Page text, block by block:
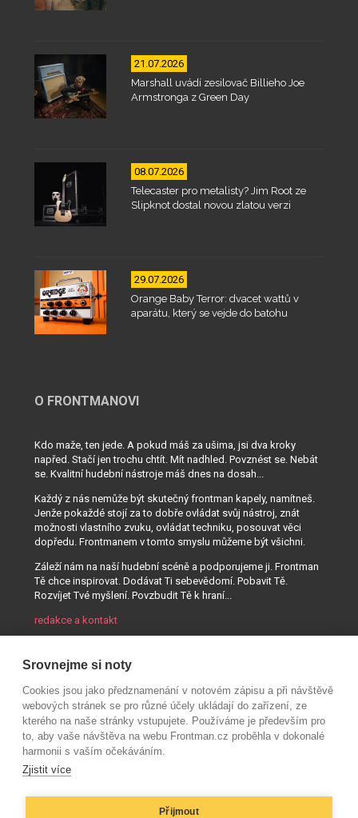
21.07.2026
Marshall uvádí zesilovač Billieho Joe
Armstronga z Green Day
08.07.2026
Telecaster pro metalisty? Jim Root ze
Slipknot dostal novou zlatou verzi
29.07.2026
Orange Baby Terror: dvacet wattů v
aparátu, který se vejde do batohu
O FRONTMANOVI
Kdo maže, ten jede. A pokud máš za ušima, jsi dva kroky
napřed. Stačí jen trochu chtít. Mít nadhled. Povznést se. Nebát
se. Kvalitní hudební nástroje máš dnes na dosah...
Každý z nás nemůže být skutečný frontman kapely, namítneš.
Jenže pokaždé stojí za to dobře ovládat svůj nástroj, znát
možnosti vlastního zvuku, ovládat techniku, posouvat věci
dopředu. Frontmanem v tomto smyslu můžeme být všichni.
Záleží nám na naší hudební scéně a podporujeme ji. Frontman
Tě chce inspirovat. Dodávat Ti sebevědomí. Pobavit Tě.
Rozvíjet Tvé myšlení. Povzbudit Tě k hraní...
redakce a kontakt
Srovnejme si noty
Cookies jsou jako předznamenání v notovém zápisu a při návštěvě
webových stránek se pro různé účely ukládají do zařízení, ze
kterého na naše stránky vstupujete. Používáme je především pro
to, aby vaše návštěva na webu Frontman.cz proběhla v dokonalé
harmonii s vaším očekáváním.
Zjistit více
Přijmout